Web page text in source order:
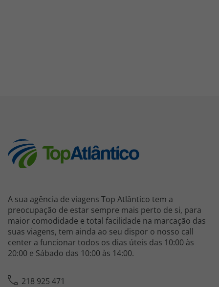
A sua agência de viagens Top Atlântico tem a
preocupação de estar sempre mais perto de si, para
maior comodidade e total facilidade na marcação das
suas viagens, tem ainda ao seu dispor o nosso call
center a funcionar todos os dias úteis das 10:00 às
20:00 e Sábado das 10:00 às 14:00.
218 925 471